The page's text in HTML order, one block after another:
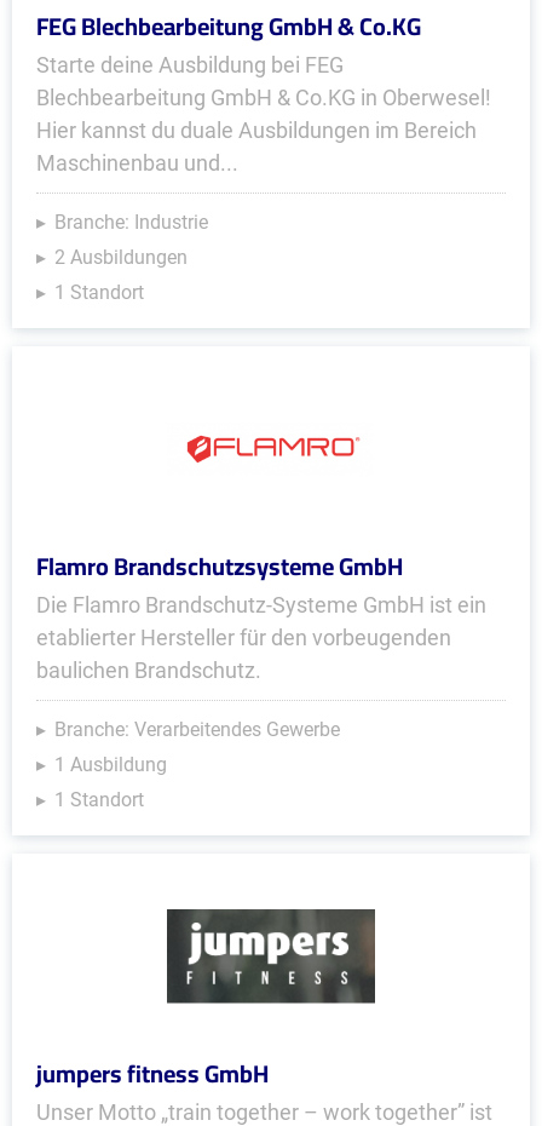
FEG Blechbearbeitung GmbH & Co.KG
Starte deine Ausbildung bei FEG
Blechbearbeitung GmbH & Co.KG in Oberwesel!
Hier kannst du duale Ausbildungen im Bereich
Maschinenbau und...
Branche: Industrie
2 Ausbildungen
1 Standort
Flamro Brandschutzsysteme GmbH
Die Flamro Brandschutz-Systeme GmbH ist ein
etablierter Hersteller für den vorbeugenden
baulichen Brandschutz.
Branche: Verarbeitendes Gewerbe
1 Ausbildung
1 Standort
jumpers fitness GmbH
Unser Motto „train together – work together” ist